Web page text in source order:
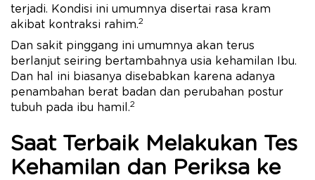
terjadi. Kondisi ini umumnya disertai rasa kram
akibat kontraksi rahim.2
Dan sakit pinggang ini umumnya akan terus
berlanjut seiring bertambahnya usia kehamilan Ibu.
Dan hal ini biasanya disebabkan karena adanya
penambahan berat badan dan perubahan postur
tubuh pada ibu hamil.2
Saat Terbaik Melakukan Tes
Kehamilan dan Periksa ke